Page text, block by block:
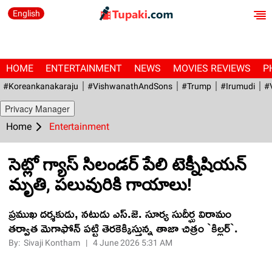
English
HOME ENTERTAINMENT NEWS MOVIES REVIEWS
#Koreankanakaraju #VishwanathAndSons #Trump #irumudi
Privacy Manager
Home Entertainment
సెట్లో గ్యాస్ సిలండ‌ర్ పేలి టెక్నీషియన్
మృతి, ప‌లువురికి గాయాలు!
ప్రముఖ దర్శకుడు, నటుడు ఎస్.జె. సూర్య సుదీర్ఘ విరామం
తర్వాత మెగాఫోన్ పట్టి తెరకెక్కిస్తున్న తాజా చిత్రం `కిల్లర్`.
By:Sivaji Kontham |4 June 2026 5:31 AM